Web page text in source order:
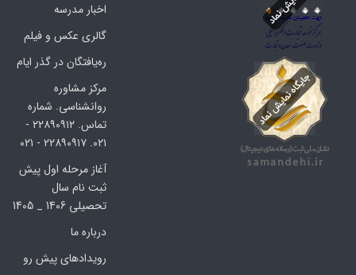
اخبار مدرسه
گالری عکس و فیلم
ره‌یافتگان در گذر ایام
مرکز مشاوره
روانشناسی. شماره
تماس. ۲۲۸۹۰۹۱۲ -
۰۲۱. ۲۲۸۹۰۹۱۷ - ۰۲۱
آغاز مرحله اول پیش
ثبت نام سال
تحصیلی 1406 _ 1405
درباره ما
رویدادهای پیش رو